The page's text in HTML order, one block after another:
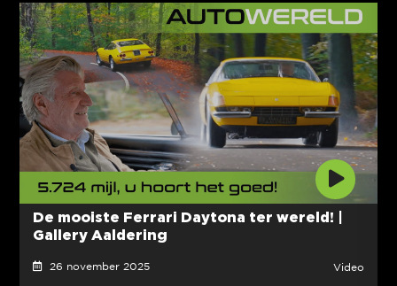
De mooiste Ferrari Daytona ter wereld! |
Gallery Aaldering
26 november 2025 Video